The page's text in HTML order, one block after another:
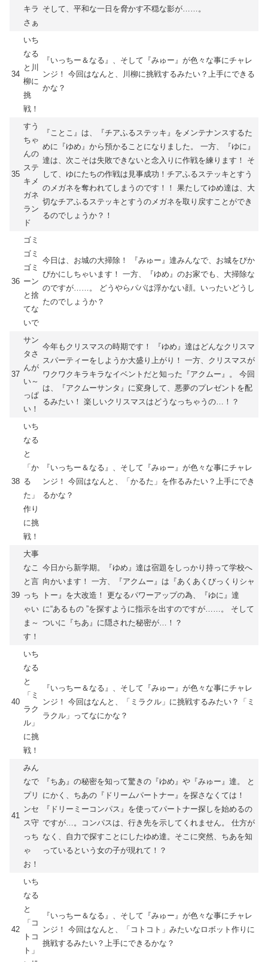
キラ
さぁ
そして、平和な一日を脅かす不穏な影が……。
34
いち
なる
と川
柳に
挑
戦！
『いっちー＆なる』、そして『みゅー』が色々な事にチャレ
ンジ！ 今回はなんと、川柳に挑戦するみたい？上手にできる
かな？
35
すう
ちゃ
んの
ステ
キメ
ガネ
ラン
ド
『ことこ』は、『チアふるステッキ』をメンテナンスするた
めに『ゆめ』から預かることになりました。 一方、『ゆに』
達は、次こそは失敗できないと念入りに作戦を練ります！ そ
して、ゆにたちの作戦は見事成功！チアふるステッキとすう
のメガネを奪われてしまうのです！！ 果たしてゆめ達は、大
切なチアふるステッキとすうのメガネを取り戻すことができ
るのでしょうか？！
36
ゴミ
ゴミ
ゴミ
ーン
と捨
てな
いで
今日は、お城の大掃除！ 『みゅー』達みんなで、お城をぴか
ぴかにしちゃいます！ 一方、『ゆめ』のお家でも、大掃除な
のですが……。 どうやらパパは浮かない顔。いったいどうし
たのでしょうか？
37
サン
タさ
んが
い～
っぱ
い！
今年もクリスマスの時期です！ 『ゆめ』達はどんなクリスマ
スパーティーをしようか大盛り上がり！ 一方、クリスマスが
ワクワクキラキラなイベントだと知った『アクムー』。 今回
は、『アクムーサンタ』に変身して、悪夢のプレゼントを配
るみたい！ 楽しいクリスマスはどうなっちゃうの…！？
38
いち
なる
と
「か
る
た」
作り
に挑
戦！
『いっちー＆なる』、そして『みゅー』が色々な事にチャレ
ンジ！ 今回はなんと、「かるた」を作るみたい？上手にでき
るかな？
39
大事
なこ
と言
っち
ゃい
ま～
す！
今日から新学期。『ゆめ』達は宿題をしっかり持って学校へ
向かいます！ 一方、『アクムー』は『あくあくびっくりシャ
トー』を大改造！ 更なるパワーアップの為、『ゆに』達
に“あるもの ”を探すように指示を出すのですが……。 そして
ついに『ちあ』に隠された秘密が…！？
40
いち
なる
と
「ミ
ラク
ル」
に挑
戦！
『いっちー＆なる』、そして『みゅー』が色々な事にチャレ
ンジ！ 今回はなんと、「ミラクル」に挑戦するみたい？「ミ
ラクル」ってなにかな？
41
みん
なで
プリ
ンセ
ス守
っち
ゃ
お！
『ちあ』の秘密を知って驚きの『ゆめ』や『みゅー』達。 と
にかく、ちあの『ドリームパートナー』を探さなくては！
『ドリーミーコンパス』を使ってパートナー探しを始めるの
ですが…。コンパスは、行き先を示してくれません。 仕方が
なく、自力で探すことにしたゆめ達。そこに突然、ちあを知
っているという女の子が現れて！？
42
いち
なる
と
「コ
トコ
ト」
『いっちー＆なる』、そして『みゅー』が色々な事にチャレ
ンジ！ 今回はなんと、「コトコト」みたいなロボット作りに
挑戦するみたい？上手にできるかな？